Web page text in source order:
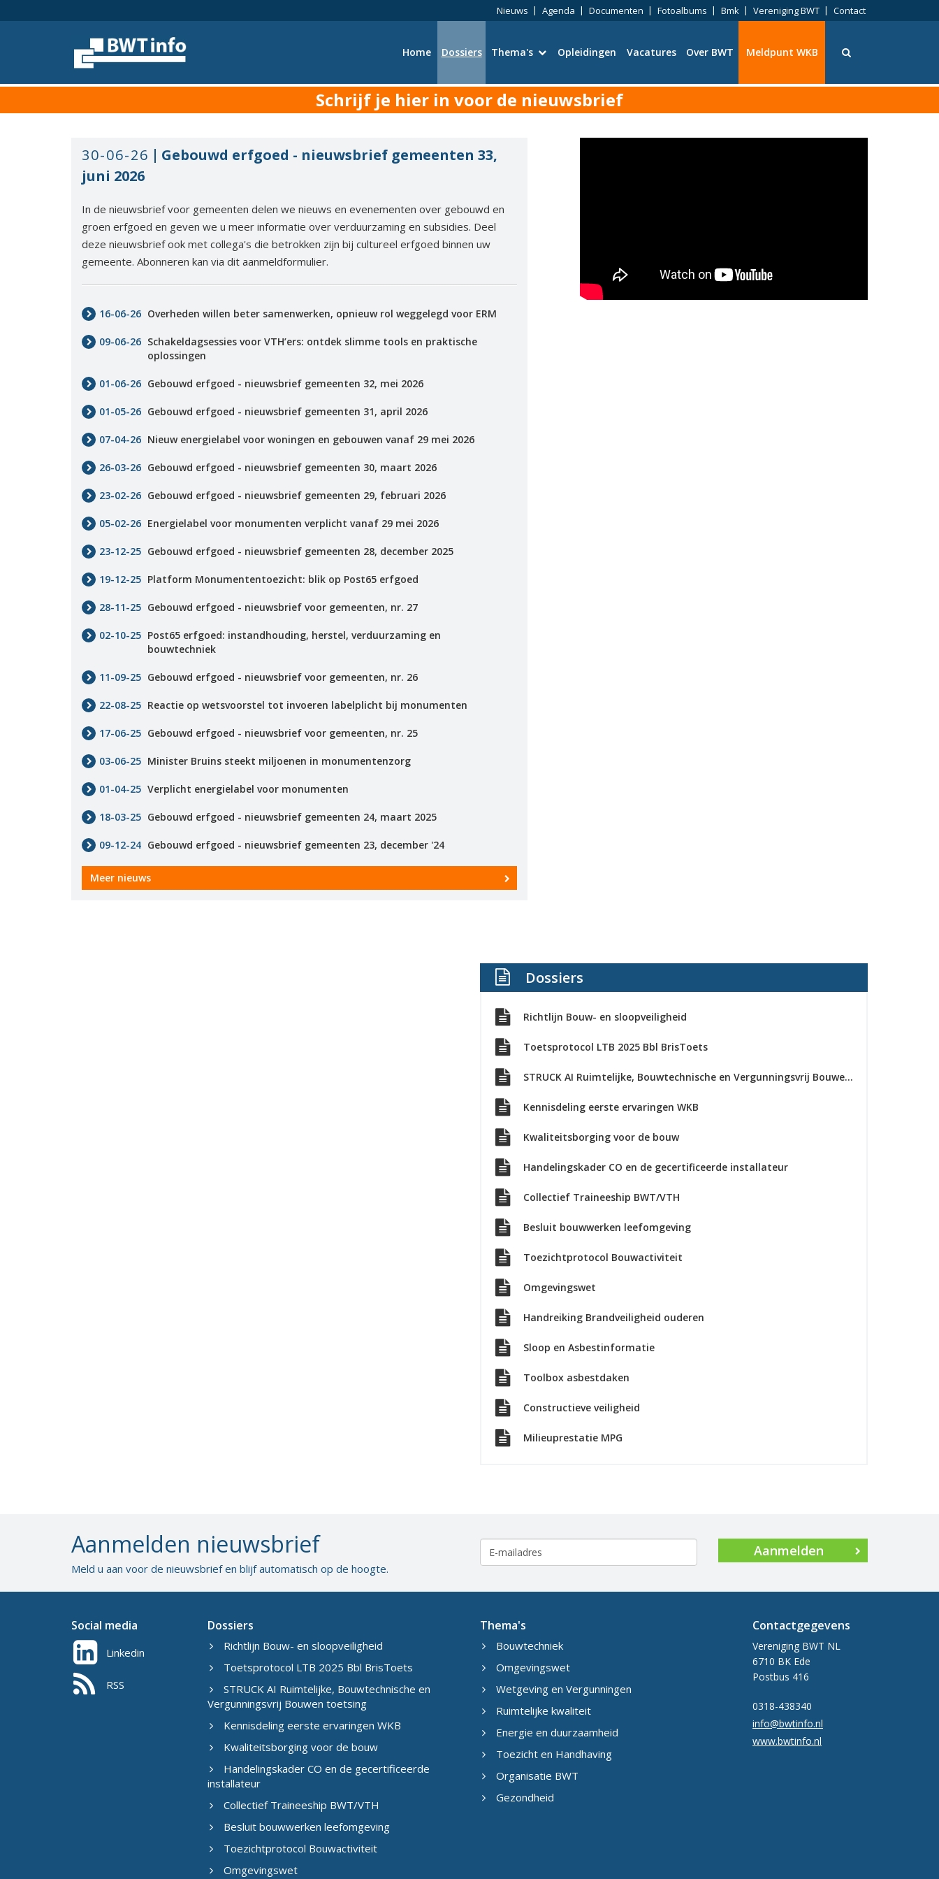
Nieuws Agenda Documenten Fotoalbums Bmk Vereniging BWT Contact
Home Dossiers Thema's
Bouwtechniek
Omgevingswet
Toezicht en Handhaving
Opleidingen Vacatures Over BWT Meldpunt WKB
Menu
Schrijf je hier in voor de nieuwsbrief
30-06-26
Gebouwd erfgoed - nieuwsbrief gemeenten 33,
juni 2026
In de nieuwsbrief voor gemeenten delen we nieuws en evenementen over gebouwd en
groen erfgoed en geven we u meer informatie over verduurzaming en subsidies. Deel
deze nieuwsbrief ook met collega's die betrokken zijn bij cultureel erfgoed binnen uw
gemeente. Abonneren kan via dit aanmeldformulier.
16-06-26 Overheden willen beter samenwerken, opnieuw rol weggelegd voor ERM
09-06-26 Schakeldagsessies voor VTH’ers: ontdek slimme tools en praktische
oplossingen
01-06-26 Gebouwd erfgoed - nieuwsbrief gemeenten 32, mei 2026
01-05-26 Gebouwd erfgoed - nieuwsbrief gemeenten 31, april 2026
07-04-26 Nieuw energielabel voor woningen en gebouwen vanaf 29 mei 2026
26-03-26 Gebouwd erfgoed - nieuwsbrief gemeenten 30, maart 2026
23-02-26 Gebouwd erfgoed - nieuwsbrief gemeenten 29, februari 2026
05-02-26 Energielabel voor monumenten verplicht vanaf 29 mei 2026
23-12-25 Gebouwd erfgoed - nieuwsbrief gemeenten 28, december 2025
19-12-25 Platform Monumententoezicht: blik op Post65 erfgoed
28-11-25 Gebouwd erfgoed - nieuwsbrief voor gemeenten, nr. 27
02-10-25 Post65 erfgoed: instandhouding, herstel, verduurzaming en
bouwtechniek
11-09-25 Gebouwd erfgoed - nieuwsbrief voor gemeenten, nr. 26
22-08-25 Reactie op wetsvoorstel tot invoeren labelplicht bij monumenten
17-06-25 Gebouwd erfgoed - nieuwsbrief voor gemeenten, nr. 25
03-06-25 Minister Bruins steekt miljoenen in monumentenzorg
01-04-25 Verplicht energielabel voor monumenten
18-03-25 Gebouwd erfgoed - nieuwsbrief gemeenten 24, maart 2025
09-12-24 Gebouwd erfgoed - nieuwsbrief gemeenten 23, december '24
Meer nieuws
Dossiers
Richtlijn Bouw- en sloopveiligheid
Toetsprotocol LTB 2025 Bbl BrisToets
STRUCK AI Ruimtelijke, Bouwtechnische en Vergunningsvrij Bouwen toetsing
Kennisdeling eerste ervaringen WKB
Kwaliteitsborging voor de bouw
Handelingskader CO en de gecertificeerde installateur
Collectief Traineeship BWT/VTH
Besluit bouwwerken leefomgeving
Toezichtprotocol Bouwactiviteit
Omgevingswet
Handreiking Brandveiligheid ouderen
Sloop en Asbestinformatie
Toolbox asbestdaken
Constructieve veiligheid
Milieuprestatie MPG
Aanmelden nieuwsbrief
Meld u aan voor de nieuwsbrief en blijf automatisch op de hoogte.
Aanmelden
Social media
Linkedin
RSS
Dossiers
Richtlijn Bouw- en sloopveiligheid
Toetsprotocol LTB 2025 Bbl BrisToets
STRUCK AI Ruimtelijke, Bouwtechnische en
Vergunningsvrij Bouwen toetsing
Kennisdeling eerste ervaringen WKB
Kwaliteitsborging voor de bouw
Handelingskader CO en de gecertificeerde
installateur
Collectief Traineeship BWT/VTH
Besluit bouwwerken leefomgeving
Toezichtprotocol Bouwactiviteit
Omgevingswet
Thema's
Bouwtechniek
Omgevingswet
Wetgeving en Vergunningen
Ruimtelijke kwaliteit
Energie en duurzaamheid
Toezicht en Handhaving
Organisatie BWT
Gezondheid
Contactgegevens
Vereniging BWT NL
6710 BK Ede
Postbus 416
0318-438340
info@bwtinfo.nl
www.bwtinfo.nl